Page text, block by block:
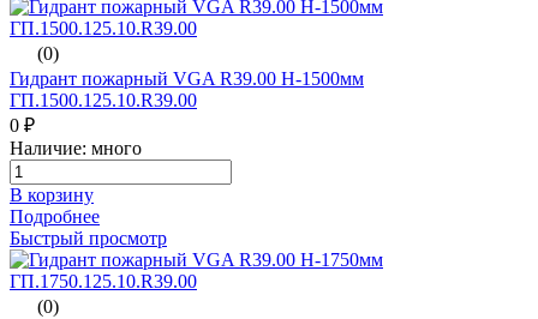
(0)
Гидрант пожарный VGA R39.00 H-1500мм
ГП.1500.125.10.R39.00
0 ₽
Наличие: много
В корзину
Подробнее
Быстрый просмотр
(0)